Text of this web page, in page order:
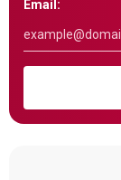
Email: